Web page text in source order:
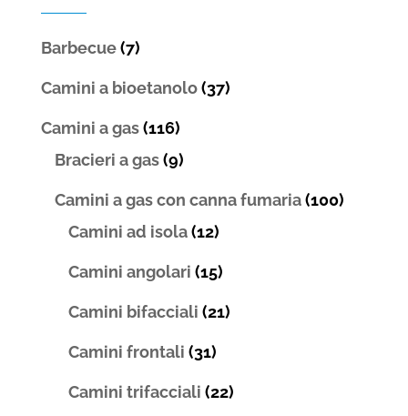
Barbecue (7)
Camini a bioetanolo (37)
Camini a gas (116)
Bracieri a gas (9)
Camini a gas con canna fumaria (100)
Camini ad isola (12)
Camini angolari (15)
Camini bifacciali (21)
Camini frontali (31)
Camini trifacciali (22)